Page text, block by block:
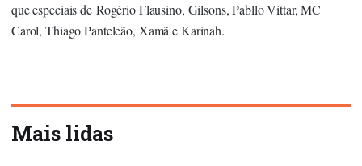
que especiais de Rogério Flausino, Gilsons, Pabllo Vittar, MC
Carol, Thiago Panteleão, Xamã e Karinah.
Mais lidas